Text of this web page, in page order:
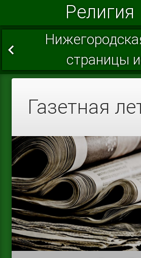
Религия
страницы
Газетная